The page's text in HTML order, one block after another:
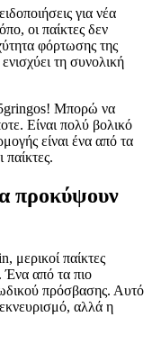
για νέα
οι παίκτες δεν
φόρτωσης της
τη συνολική
Μπορώ να
Είναι πολύ βολικό
είναι ένα από τα
προκύψουν
μερικοί παίκτες
Ένα από τα πιο
πρόσβασης. Αυτό
αλλά η